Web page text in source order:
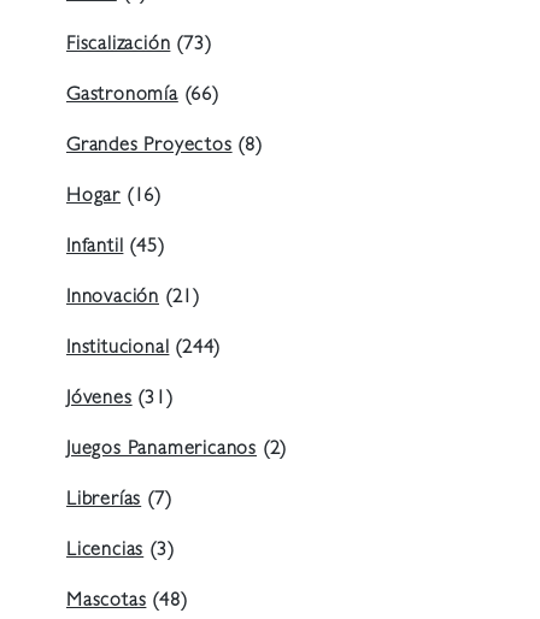
Fiscalización(73)
Gastronomía(66)
Grandes Proyectos(8)
Hogar (16)
Infantil(45)
Innovación (21)
Institucional(244)
Jóvenes(31)
Juegos Panamericanos (2)
Librerías(7)
Licencias(3)
Mascotas(48)